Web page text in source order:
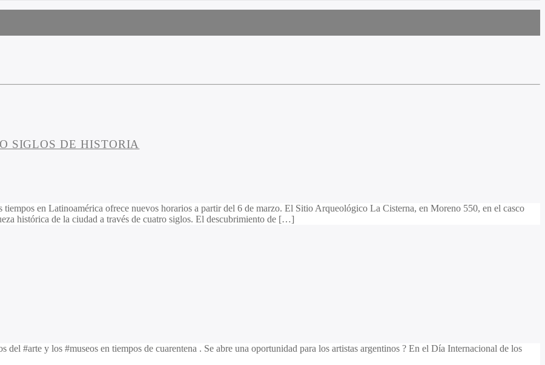
SIGLOS DE HISTORIA
en Latinoamérica ofrece nuevos horarios a partir del 6 de marzo. El Sitio Arqueológico La Cisterna, en Moreno 550, en el casco
histórica de la ciudad a través de cuatro siglos. El descubrimiento de […]
#arte y los #museos en tiempos de cuarentena . Se abre una oportunidad para los artistas argentinos ? En el Día Internacional de los